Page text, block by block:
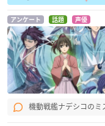
アンケート 話題 声優
機動戦艦ナデシコの